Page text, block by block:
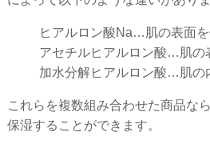
ヒアルロン酸Na…肌の表面
アセチルヒアルロン酸…肌の
加水分解ヒアルロン酸…肌の
これらを複数組み合わせた商品な
保湿することができます。